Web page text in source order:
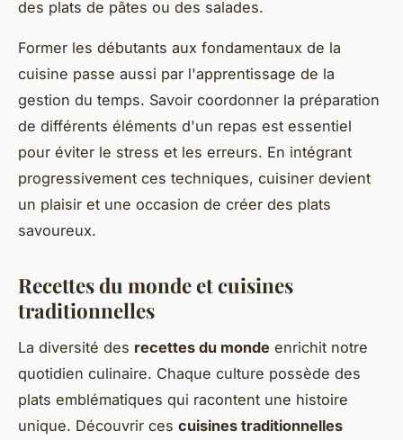
des plats de pâtes ou des salades.
Former les débutants aux fondamentaux de la
cuisine passe aussi par l'apprentissage de la
gestion du temps. Savoir coordonner la préparation
de différents éléments d'un repas est essentiel
pour éviter le stress et les erreurs. En intégrant
progressivement ces techniques, cuisiner devient
un plaisir et une occasion de créer des plats
savoureux.
Recettes du monde et cuisines
traditionnelles
La diversité des recettes du monde enrichit notre
quotidien culinaire. Chaque culture possède des
plats emblématiques qui racontent une histoire
unique. Découvrir ces cuisines traditionnelles